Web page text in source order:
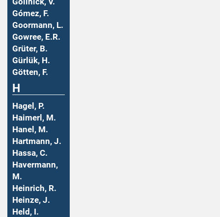
Gómez, F.
Goormann, L.
Gowree, E.R.
Grüter, B.
Gürlük, H.
Götten, F.
H
Hagel, P.
Haimerl, M.
Hanel, M.
Hartmann, J.
Hassa, C.
Havermann,
M.
Heinrich, R.
Heinze, J.
Held, I.